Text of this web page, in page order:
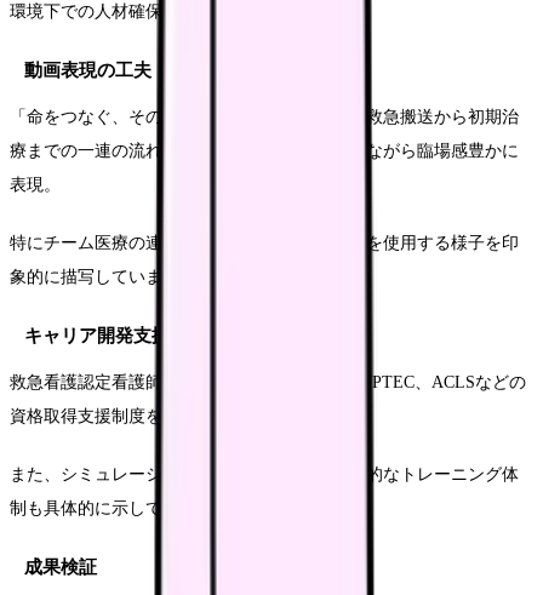
環境下での人材確保が課題でした。
動画表現の工夫
「命をつなぐ、その瞬間に」というテーマで、救急搬送から初期治
療までの一連の流れを、プライバシーに配慮しながら臨場感豊かに
表現。
特にチーム医療の連携場面や、高度な医療機器を使用する様子を印
象的に描写しています。
キャリア開発支援
救急看護認定看護師による教育プログラムや、JPTEC、ACLSなどの
資格取得支援制度を詳細に紹介。
また、シミュレーション教育センターでの定期的なトレーニング体
制も具体的に示しています。
成果検証